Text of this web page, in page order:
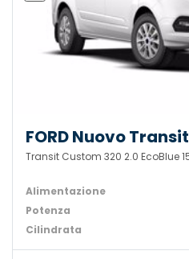
FORD Nuovo
Transit Custom 320 2.0 EcoBlue
Alimentazione
Potenza
Cilindrata